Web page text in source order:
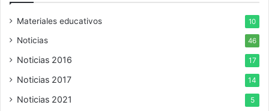
Materiales educativos 10
Noticias 46
Noticias 2016 17
Noticias 2017 14
Noticias 2021 5